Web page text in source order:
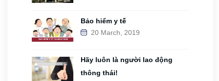
Bảo hiểm y tế
20 March, 2019
Hãy luôn là người lao động
thông thái!